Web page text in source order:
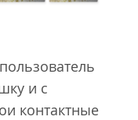
и с
контактные